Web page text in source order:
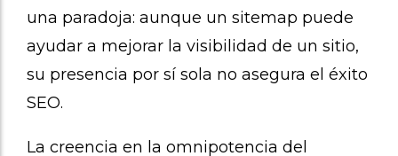
una paradoja: aunque un sitemap puede
ayudar a mejorar la visibilidad de un sitio,
su presencia por sí sola no asegura el éxito
SEO.
La creencia en la omnipotencia del